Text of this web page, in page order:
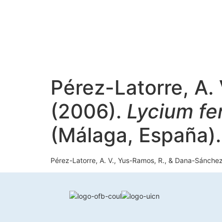
Pérez-Latorre, A.
(2006). Lycium
(Málaga,
Pérez-Latorre, A. V., Yus-Ramos, R., & Dana-